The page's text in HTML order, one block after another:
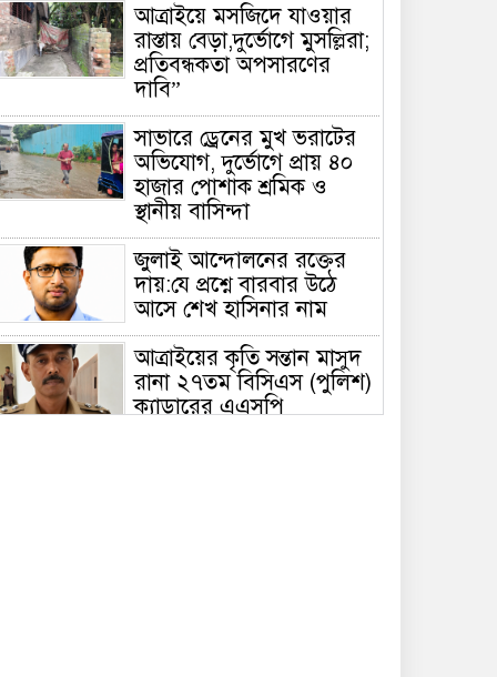
আত্রাইয়ে মসজিদে যাওয়ার
রাস্তায় বেড়া,দুর্ভোগে মুসল্লিরা;
প্রতিবন্ধকতা অপসারণের
দাবি”
সাভারে ড্রেনের মুখ ভরাটের
অভিযোগ, দুর্ভোগে প্রায় ৪০
হাজার পোশাক শ্রমিক ও
স্থানীয় বাসিন্দা
জুলাই আন্দোলনের রক্তের
দায়:যে প্রশ্নে বারবার উঠে
আসে শেখ হাসিনার নাম
আত্রাইয়ের কৃতি সন্তান মাসুদ
রানা ২৭তম বিসিএস (পুলিশ)
ক্যাডারের এএসপি